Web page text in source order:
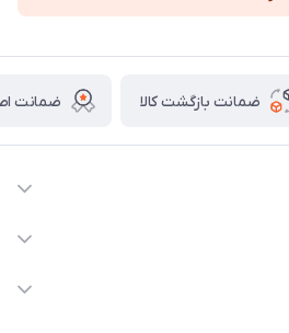
ضمانت بازگشت کالا ضمانت